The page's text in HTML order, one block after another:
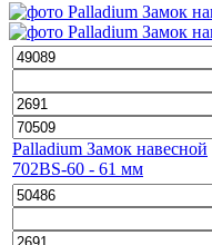
Palladium Замок навесной
702BS-60 - 61 мм